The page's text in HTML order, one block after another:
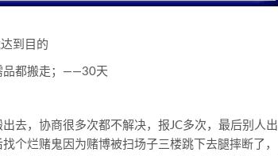
到目的
品都搬走；——30天
去，协商很多次都不解决，报JC多次，最后别人出
个烂赌鬼因为赌博被扫场子三楼跳下去腿摔断了，